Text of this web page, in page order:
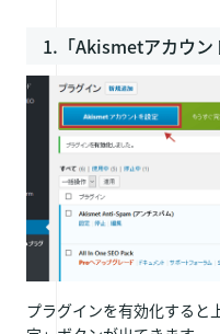
1.「Akismetアカウン
プラグインを有効化する